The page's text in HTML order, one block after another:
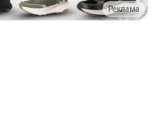
Реклама